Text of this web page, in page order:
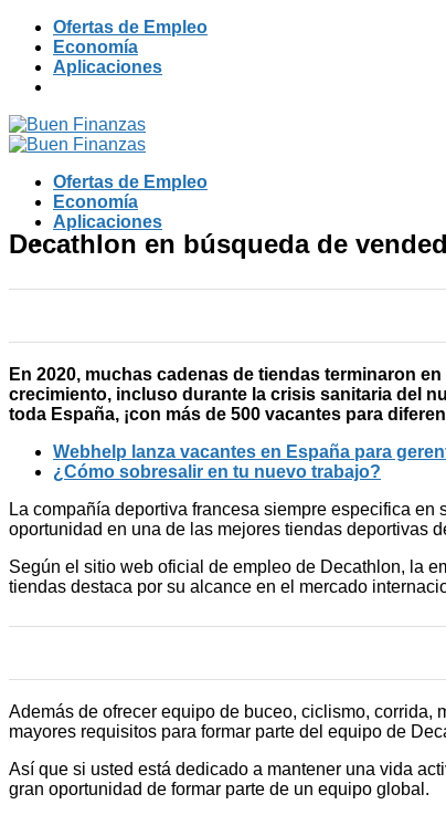
Skip
content
Ofertas de Empleo
Economía
Aplicaciones
Ofertas de Empleo
Economía
Aplicaciones
Decathlon en búsqueda de
En 2020, muchas cadenas de tiendas terminaron
crecimiento, incluso durante la crisis sanitaria del
toda España, ¡con más de 500 vacantes para
Webhelp lanza vacantes en España para
¿Cómo sobresalir en tu nuevo trabajo?
La compañía deportiva francesa siempre especifica
oportunidad en una de las mejores tiendas deportivas
Según el sitio web oficial de empleo de Decathlon, la
tiendas destaca por su alcance en el mercado
Además de ofrecer equipo de buceo, ciclismo,
mayores requisitos para formar parte del equipo de
Así que si usted está dedicado a mantener una vida
gran oportunidad de formar parte de un equipo global.